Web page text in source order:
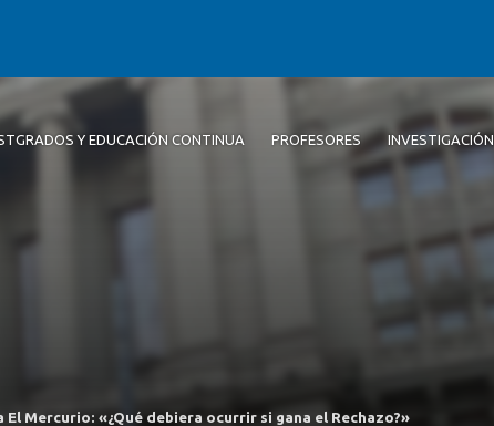
Y EDUCACIÓN CONTINUA PROFESORES INVESTIGACIÓN
Mercurio: «¿Qué debiera ocurrir si gana el Rechazo?»